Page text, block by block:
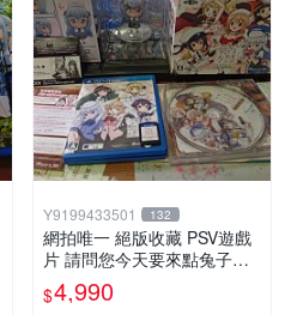
Y9199433501 132
網拍唯一 絕版收藏 PSV遊戲
片 請問您今天要來點兔子嗎
初回限定版 日文
$4,990